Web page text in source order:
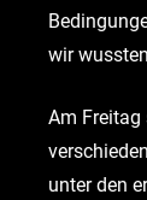
wir
Am Freitag
unter den